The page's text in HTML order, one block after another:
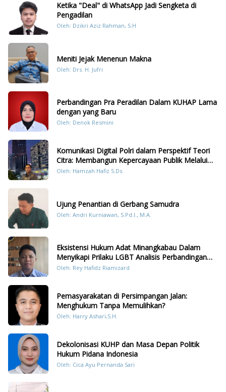
Ketika "Deal" di WhatsApp Jadi Sengketa di
Pengadilan
Oleh: Dzikri Aziz Rahman, S.H
Meniti Jejak Menenun Makna
Oleh: Drs. H. Jufri
Perbandingan Pra Peradilan Dalam KUHAP Lama
dengan yang Baru
Oleh: Denok Resmini
Komunikasi Digital Polri dalam Perspektif Teori
Citra: Membangun Kepercayaan Publik Melalui
Konten Humanis Kesiapsiagaan Bencana di
Oleh: Hamzah Hafiz S.Ds.
Ujung Penantian di Gerbang Samudra
Oleh: Andri Kurniawan, S.Pd.I., M.A.
Eksistensi Hukum Adat Minangkabau Dalam
Menyikapi Prilaku LGBT Analisis Perbandingan
Dengan Hukum Pidana
Oleh: Rey Hafidz Riamizard
Pemasyarakatan di Persimpangan Jalan:
Menghukum Tanpa Memulihkan?
Oleh: Harry Ashari,S.H.
Dekolonisasi KUHP dan Masa Depan Politik
Hukum Pidana Indonesia
Oleh: Cica Ayu Pernanda Sari